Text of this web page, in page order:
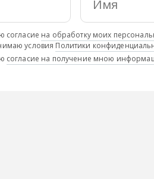
согласие на обработку моих
условия Политики
согласие на получение мною